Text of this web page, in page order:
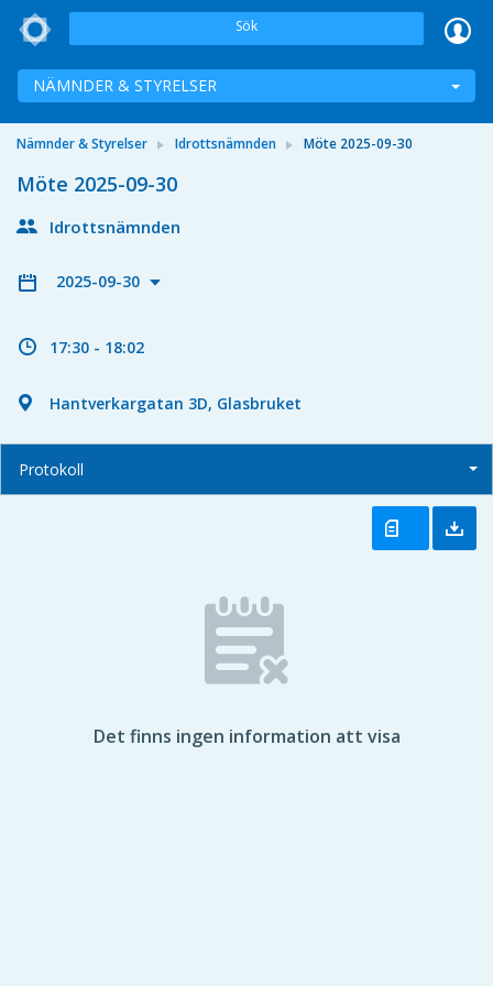
Sök
NÄMNDER & STYRELSER
Nämnder & Styrelser Idrottsnämnden Möte 2025-09-30
Möte 2025-09-30
Idrottsnämnden
2025-09-30
17:30 - 18:02
Hantverkargatan 3D, Glasbruket
Protokoll
Det finns ingen information att visa